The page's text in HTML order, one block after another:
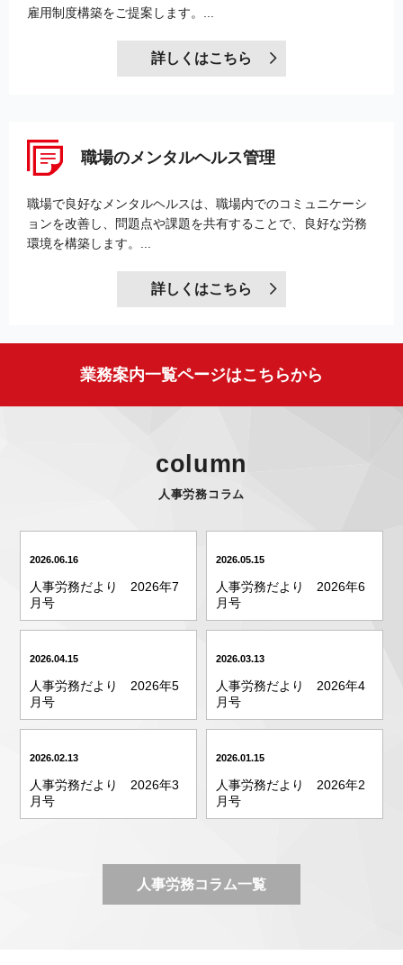
雇用制度構築をご提案します。...
詳しくはこちら
職場のメンタルヘルス管理
職場で良好なメンタルヘルスは、職場内でのコミュニケーシ
ョンを改善し、問題点や課題を共有することで、良好な労務
環境を構築します。...
詳しくはこちら
業務案内一覧ページはこちらから
column
人事労務コラム
2026.06.16
人事労務だより 2026年7
月号
2026.05.15
人事労務だより 2026年6
月号
2026.04.15
人事労務だより 2026年5
月号
2026.03.13
人事労務だより 2026年4
月号
2026.02.13
人事労務だより 2026年3
月号
2026.01.15
人事労務だより 2026年2
月号
人事労務コラム一覧